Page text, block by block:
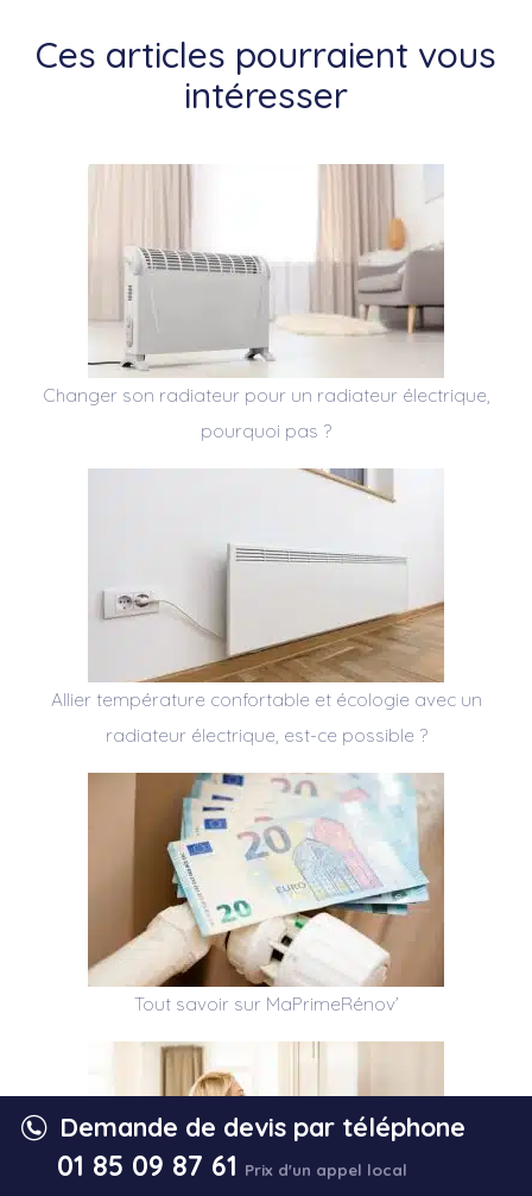
Ces articles pourraient vous
intéresser
Changer son radiateur pour un radiateur électrique,
pourquoi pas ?
Allier température confortable et écologie avec un
radiateur électrique, est-ce possible ?
Tout savoir sur MaPrimeRénov’
Demande de devis par téléphone
01 85 09 87 61 Prix d'un appel local